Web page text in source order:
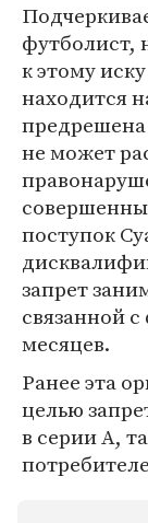
футболист,
к этому
находится
предрешена
не может
поступок
запрет
связанной
месяцев.
Ранее эта
целью
в серии А,